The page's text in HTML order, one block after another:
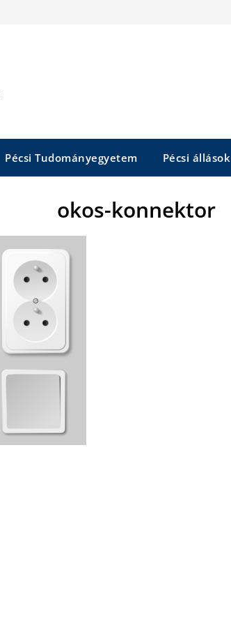
Pécsi Tudományegyetem Pécsi állások
okos-konnektor